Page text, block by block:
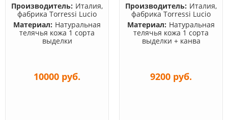
Производитель: Италия,
фабрика Torressi Lucio
Материал: Натуральная
телячья кожа 1 сорта
выделки
10000 руб.
Производитель: Италия,
фабрика Torressi Lucio
Материал: Натуральная
телячья кожа 1 сорта
выделки + канва
9200 руб.